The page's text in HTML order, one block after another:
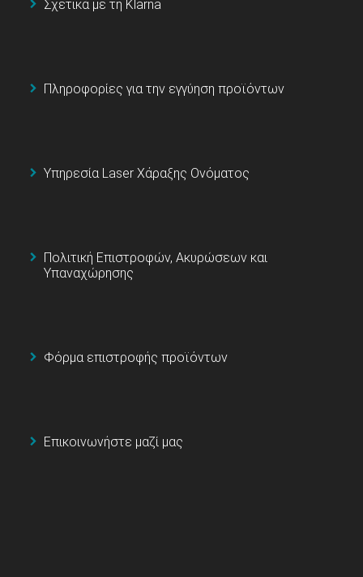
Σχετικά με τη Klarna
Πληροφορίες για την εγγύηση προϊόντων
Υπηρεσία Laser Χάραξης Ονόματος
Πολιτική Επιστροφών, Ακυρώσεων και
Υπαναχώρησης
Φόρμα επιστροφής προϊόντων
Επικοινωνήστε μαζί μας